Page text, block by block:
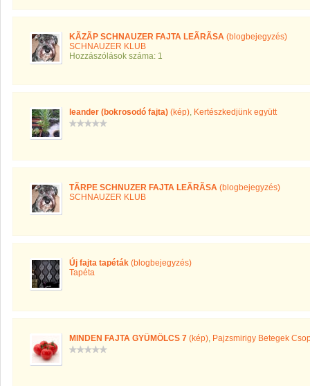
KÃZÃP SCHNAUZER FAJTA LEÃRÃSA (blogbejegyzés)
SCHNAUZER KLUB
Hozzászólások száma: 1
leander (bokrosodó fajta) (kép), Kertészkedjünk együtt
TÃRPE SCHNUZER FAJTA LEÃRÃSA (blogbejegyzés)
SCHNAUZER KLUB
Új fajta tapéták (blogbejegyzés)
Tapéta
MINDEN FAJTA GYÜMÖLCS 7 (kép), Pajzsmirigy Betegek